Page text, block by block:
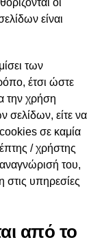
είναι
των
έτσι ώστε
την χρήση
σελίδων, είτε να
σε καμία
/ χρήστης
του,
στις υπηρεσίες
από το